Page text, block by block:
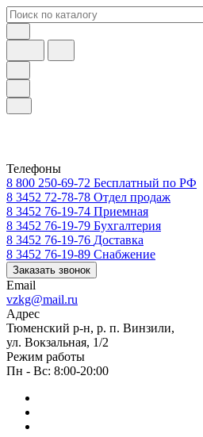
Телефоны
8 800 250-69-72 Бесплатный по РФ
8 3452 72-78-78 Отдел продаж
8 3452 76-19-74 Приемная
8 3452 76-19-79 Бухгалтерия
8 3452 76-19-76 Доставка
8 3452 76-19-89 Снабжение
Заказать звонок
Email
vzkg@mail.ru
Адрес
Тюменский р-н, р. п. Винзили,
ул. Вокзальная, 1/2
Режим работы
Пн - Вс: 8:00-20:00